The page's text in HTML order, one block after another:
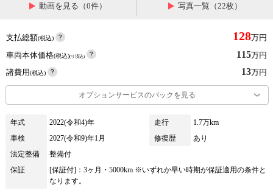
動画を見る（0件） 写真一覧（22枚）
支払総額(税込) 128万円
車両本体価格(税込)(リ済込) 115万円
諸費用(税込) 13万円
オプションサービスのパックを見る
年式 2022(令和4)年 走行
1.7万km
車検
2027(令和9)年1月 修復歴
あり
法定整備
整備付
保証
[保証付]：3ヶ月・5000km ※いずれか早い時期が保証適用の条件と
なります。